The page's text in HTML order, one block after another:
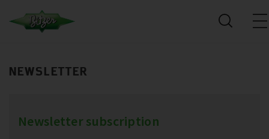
NEWSLETTER
Newsletter subscription